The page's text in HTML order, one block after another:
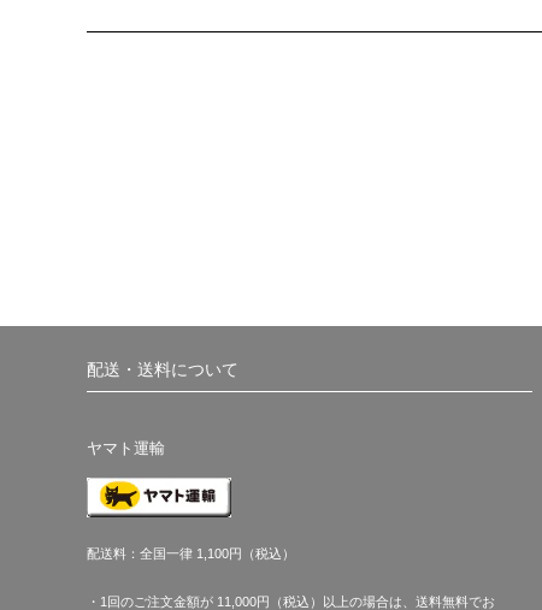
配送・送料について
ヤマト運輸
配送料：全国一律 1,100円（税込）
・1回のご注文金額が 11,000円（税込）以上の場合は、送料無料でお